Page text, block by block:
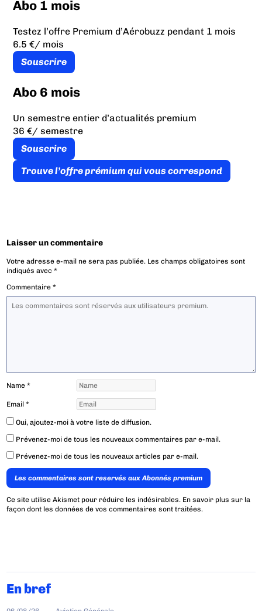
Abo 1 mois
Testez l’offre Premium d’Aérobuzz pendant 1 mois
6.5 €/ mois
Souscrire
Abo 6 mois
Un semestre entier d’actualités premium
36 €/ semestre
Souscrire
Trouve l’offre prémium qui vous correspond
Laisser un commentaire
Votre adresse e-mail ne sera pas publiée. Les champs obligatoires sont
indiqués avec*
Commentaire*
Name*
Email*
Oui, ajoutez-moi à votre liste de diffusion.
Prévenez-moi de tous les nouveaux commentaires par e-mail.
Prévenez-moi de tous les nouveaux articles par e-mail.
Les commentaires sont reservés aux Abonnés premium
Ce site utilise Akismet pour réduire les indésirables. En savoir plus sur la
façon dont les données de vos commentaires sont traitées.
En bref